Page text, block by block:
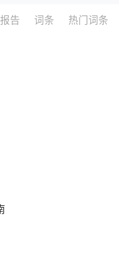
报告 词条 热门词条